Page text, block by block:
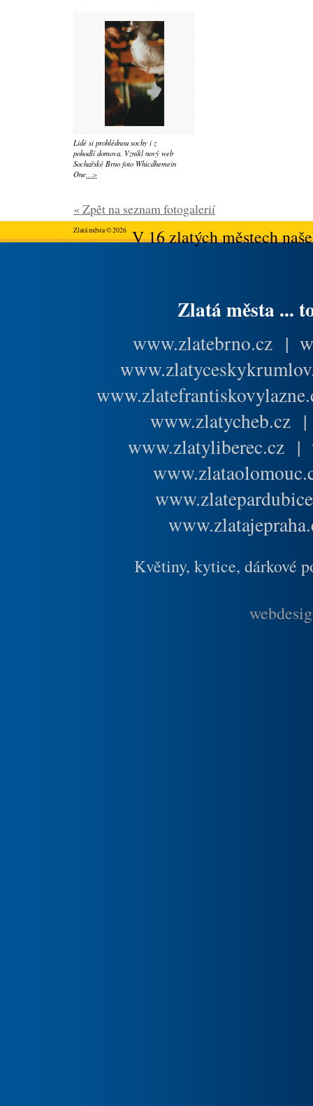
Lidé si prohlédnou sochy i z
pohodlí domova. Vznikl nový web
Sochařské Brno foto Whicdhemein
One...>
« Zpět na seznam fotogalerií
Zlatá města © 2026V 16 zlatých městech
Zlatá města ...
www.zlatebrno.cz |
www.zlatycheb.cz
www.zlatyliberec.cz |
Květiny, kytice, dárkové